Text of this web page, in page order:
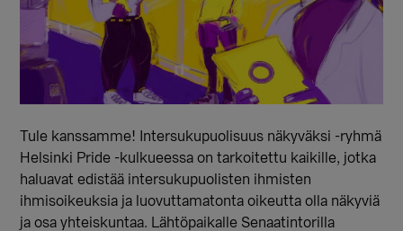
Tule kanssamme! Intersukupuolisuus näkyväksi -ryhmä
Helsinki Pride -kulkueessa on tarkoitettu kaikille, jotka
haluavat edistää intersukupuolisten ihmisten
ihmisoikeuksia ja luovuttamatonta oikeutta olla näkyviä
ja osa yhteiskuntaa. Lähtöpaikalle Senaatintorilla